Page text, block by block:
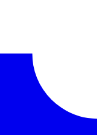
виконання,
статус, який